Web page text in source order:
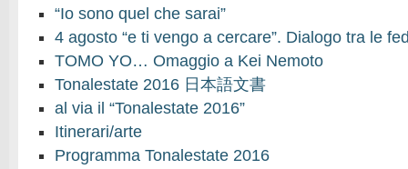
“Io sono quel che sarai”
4 agosto “e ti vengo a cercare”. Dialogo tra le
TOMO YO… Omaggio a Kei Nemoto
Tonalestate 2016 日本語文書
al via il “Tonalestate 2016”
Itinerari/arte
Programma Tonalestate 2016